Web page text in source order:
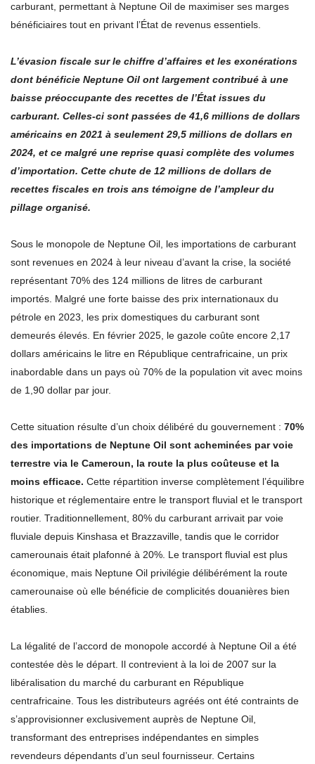
carburant, permettant à Neptune Oil de maximiser ses marges
bénéficiaires tout en privant l’État de revenus essentiels.
L’évasion fiscale sur le chiffre d’affaires et les exonérations
dont bénéficie Neptune Oil ont largement contribué à une
baisse préoccupante des recettes de l’État issues du
carburant. Celles-ci sont passées de 41,6 millions de dollars
américains en 2021 à seulement 29,5 millions de dollars en
2024, et ce malgré une reprise quasi complète des volumes
d’importation. Cette chute de 12 millions de dollars de
recettes fiscales en trois ans témoigne de l’ampleur du
pillage organisé.
Sous le monopole de Neptune Oil, les importations de carburant
sont revenues en 2024 à leur niveau d’avant la crise, la société
représentant 70% des 124 millions de litres de carburant
importés. Malgré une forte baisse des prix internationaux du
pétrole en 2023, les prix domestiques du carburant sont
demeurés élevés. En février 2025, le gazole coûte encore 2,17
dollars américains le litre en République centrafricaine, un prix
inabordable dans un pays où 70% de la population vit avec moins
de 1,90 dollar par jour.
Cette situation résulte d’un choix délibéré du gouvernement : 70%
des importations de Neptune Oil sont acheminées par voie
terrestre via le Cameroun, la route la plus coûteuse et la
moins efficace. Cette répartition inverse complètement l’équilibre
historique et réglementaire entre le transport fluvial et le transport
routier. Traditionnellement, 80% du carburant arrivait par voie
fluviale depuis Kinshasa et Brazzaville, tandis que le corridor
camerounais était plafonné à 20%. Le transport fluvial est plus
économique, mais Neptune Oil privilégie délibérément la route
camerounaise où elle bénéficie de complicités douanières bien
établies.
La légalité de l’accord de monopole accordé à Neptune Oil a été
contestée dès le départ. Il contrevient à la loi de 2007 sur la
libéralisation du marché du carburant en République
centrafricaine. Tous les distributeurs agréés ont été contraints de
s’approvisionner exclusivement auprès de Neptune Oil,
transformant des entreprises indépendantes en simples
revendeurs dépendants d’un seul fournisseur. Certains